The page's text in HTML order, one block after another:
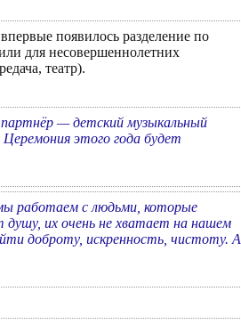
появилось разделение по
для несовершеннолетних
театр).
— детский музыкальный
этого года будет
работаем с людьми, которые
их очень не хватает на нашем
доброту, искренность, чистоту. А